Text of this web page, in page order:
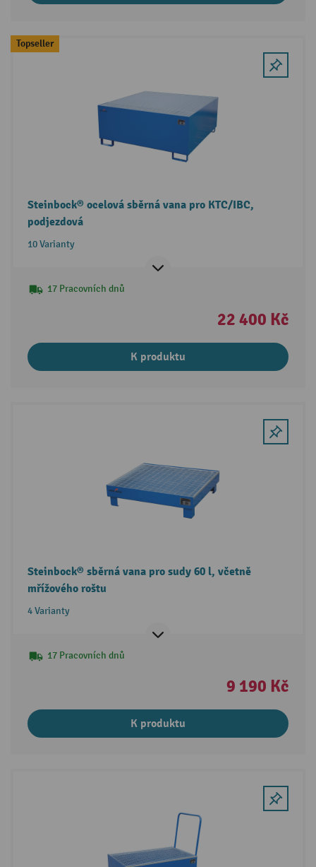
Topseller
Steinbock® ocelová sběrná vana pro KTC/IBC,
podjezdová
10 Varianty
17 Pracovních dnů
22 400 Kč
K produktu
Steinbock® sběrná vana pro sudy 60 l, včetně
mřížového roštu
4 Varianty
17 Pracovních dnů
9 190 Kč
K produktu